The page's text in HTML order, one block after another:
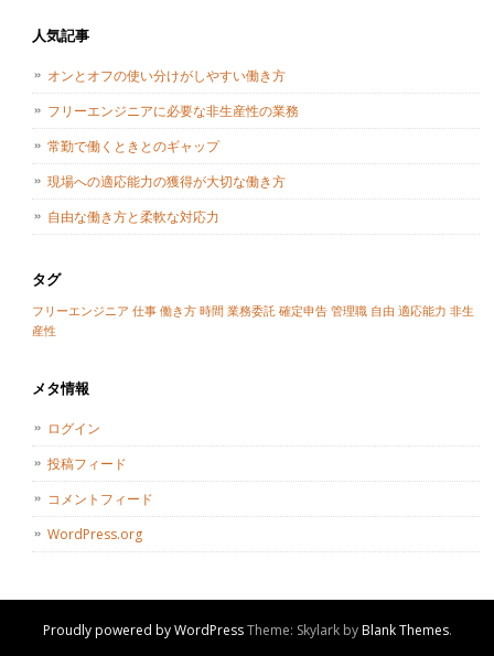
人気記事
オンとオフの使い分けがしやすい働き方
フリーエンジニアに必要な非生産性の業務
常勤で働くときとのギャップ
現場への適応能力の獲得が大切な働き方
自由な働き方と柔軟な対応力
タグ
フリーエンジニア 仕事 働き方 時間 業務委託 確定申告 管理職 自由 適応能力 非生
産性
メタ情報
ログイン
投稿フィード
コメントフィード
WordPress.org
Proudly powered by WordPressTheme: Skylark byBlank Themes.